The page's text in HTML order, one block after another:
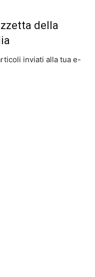
della
inviati alla tua e-